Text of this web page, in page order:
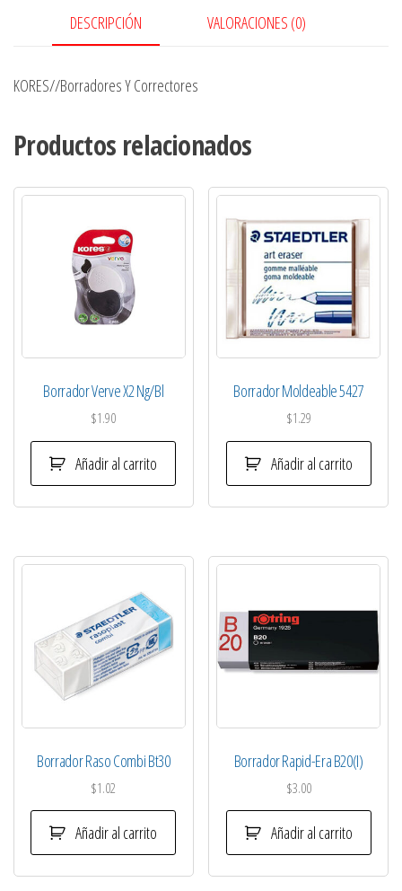
DESCRIPCIÓN VALORACIONES (0)
KORES//Borradores Y Correctores
Productos relacionados
Borrador Verve X2 Ng/Bl
$1.90
Añadir al carrito
Borrador Moldeable 5427
$1.29
Añadir al carrito
Borrador Raso Combi Bt30
$1.02
Añadir al carrito
Borrador Rapid-Era B20(I)
$3.00
Añadir al carrito